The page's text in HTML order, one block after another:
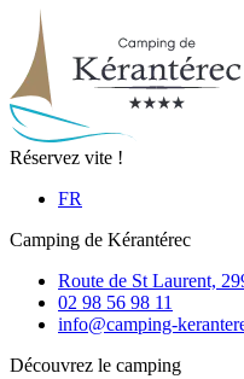
Réservez vite !
FR
Camping de Kérantérec
Route de St Laurent,
02 98 56 98 11
info@camping-
Découvrez le camping